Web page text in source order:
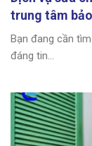
trung tâm
Bạn đang cần
đáng tin...